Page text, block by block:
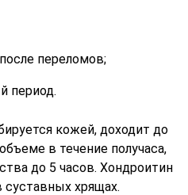
переломов;
период.
кожей, доходит до
в течение получаса,
до 5 часов. Хондроитин
суставных хрящах.